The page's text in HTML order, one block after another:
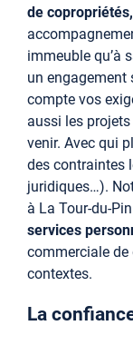
de copropriétés,
immeuble qu’à
un engagement
compte vos
aussi les
venir. Avec qui
des contraintes
juridiques…).
à La Tour-du-
services
commerciale de
contextes.
La